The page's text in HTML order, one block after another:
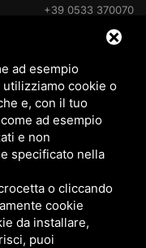
ad esempio
utilizziamo cookie o
e, con il tuo
ad esempio
e non
specificato nella
o cliccando
cookie
da installare,
puoi
+39 0533 370070
delle Nazioni Unite, 95
+39 0533 370070
cantiere V.Le Portogallo
+39 0533 37007
Giacomo Leopardi, 60
Via delle Rose, 4
+39 0533 370070